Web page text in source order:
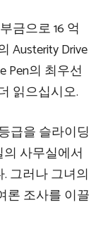
금으로 16 억
Austerity Drive
Pen의 최우선
읽으십시오.
급을 슬라이딩
사무실에서
그러나 그녀의
론 조사를 이끌